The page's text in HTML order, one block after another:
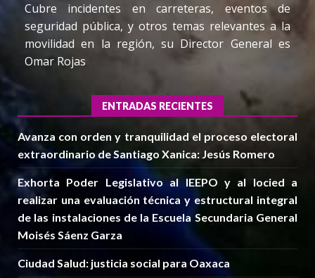
Cubre incidentes en carreteras, eventos de
seguridad pública, y otros temas relevantes a la
movilidad en la región, su Director General es
Omar Rojas
ENTRADAS RECIENTES
Avanza con orden y tranquilidad el proceso electoral
extraordinario de Santiago Xanica: Jesús Romero
Exhorta Poder Legislativo al IEEPO y al Iocied a
realizar una evaluación técnica y estructural integral
de las instalaciones de la Escuela Secundaria General
Moisés Sáenz Garza
Ciudad Salud: justicia social para Oaxaca